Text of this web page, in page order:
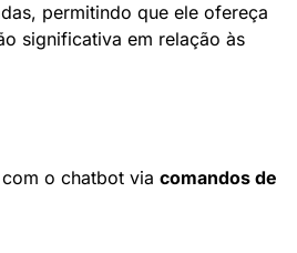
permitindo que ele ofereça
significativa em relação às
o chatbot via comandos de